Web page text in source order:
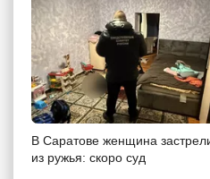
В Саратове женщина
из ружья: скоро суд